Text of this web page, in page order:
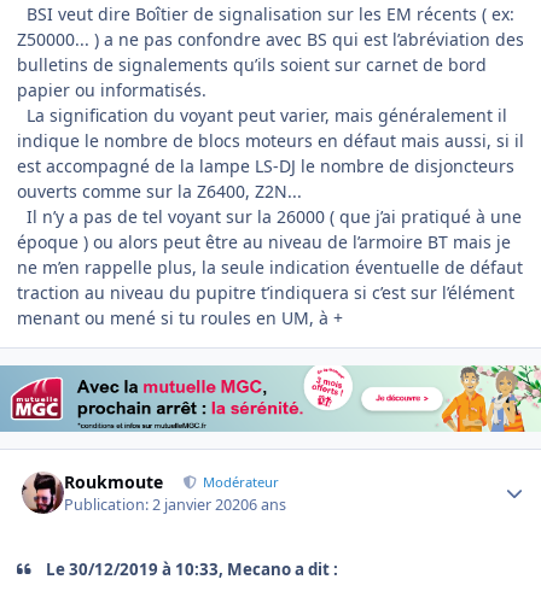
BSI veut dire Boîtier de signalisation sur les EM récents ( ex:
Z50000... ) a ne pas confondre avec BS qui est l’abréviation des
bulletins de signalements qu’ils soient sur carnet de bord
papier ou informatisés.
La signification du voyant peut varier, mais généralement il
indique le nombre de blocs moteurs en défaut mais aussi, si il
est accompagné de la lampe LS-DJ le nombre de disjoncteurs
ouverts comme sur la Z6400, Z2N...
Il n’y a pas de tel voyant sur la 26000 ( que j’ai pratiqué à une
époque ) ou alors peut être au niveau de l’armoire BT mais je
ne m’en rappelle plus, la seule indication éventuelle de défaut
traction au niveau du pupitre t’indiquera si c’est sur l’élément
menant ou mené si tu roules en UM, à +
Roukmoute Modérateur
Publication:2 janvier 20206 ans
Le 30/12/2019 à 10:33, Mecano a dit :